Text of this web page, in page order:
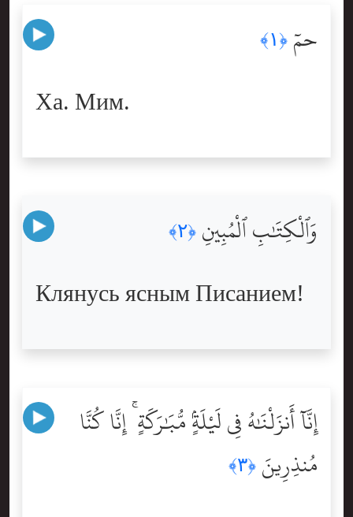
حمٓ ﴿١﴾
Ха. Мим.
وَٱلْكِتَٰبِ ٱلْمُبِينِ ﴿٢﴾
Клянусь ясным Писанием!
إِنَّآ أَنزَلْنَٰهُ فِى لَيْلَةٍۢ مُّبَٰرَكَةٍ ۚ إِنَّا كُنَّا
مُنذِرِينَ ﴿٣﴾